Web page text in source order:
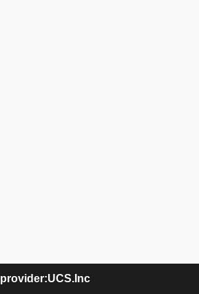
provider:UCS.Inc